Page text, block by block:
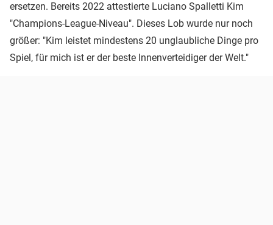
ersetzen. Bereits 2022 attestierte Luciano Spalletti Kim
"Champions-League-Niveau". Dieses Lob wurde nur noch
größer: "Kim leistet mindestens 20 unglaubliche Dinge pro
Spiel, für mich ist er der beste Innenverteidiger der Welt."